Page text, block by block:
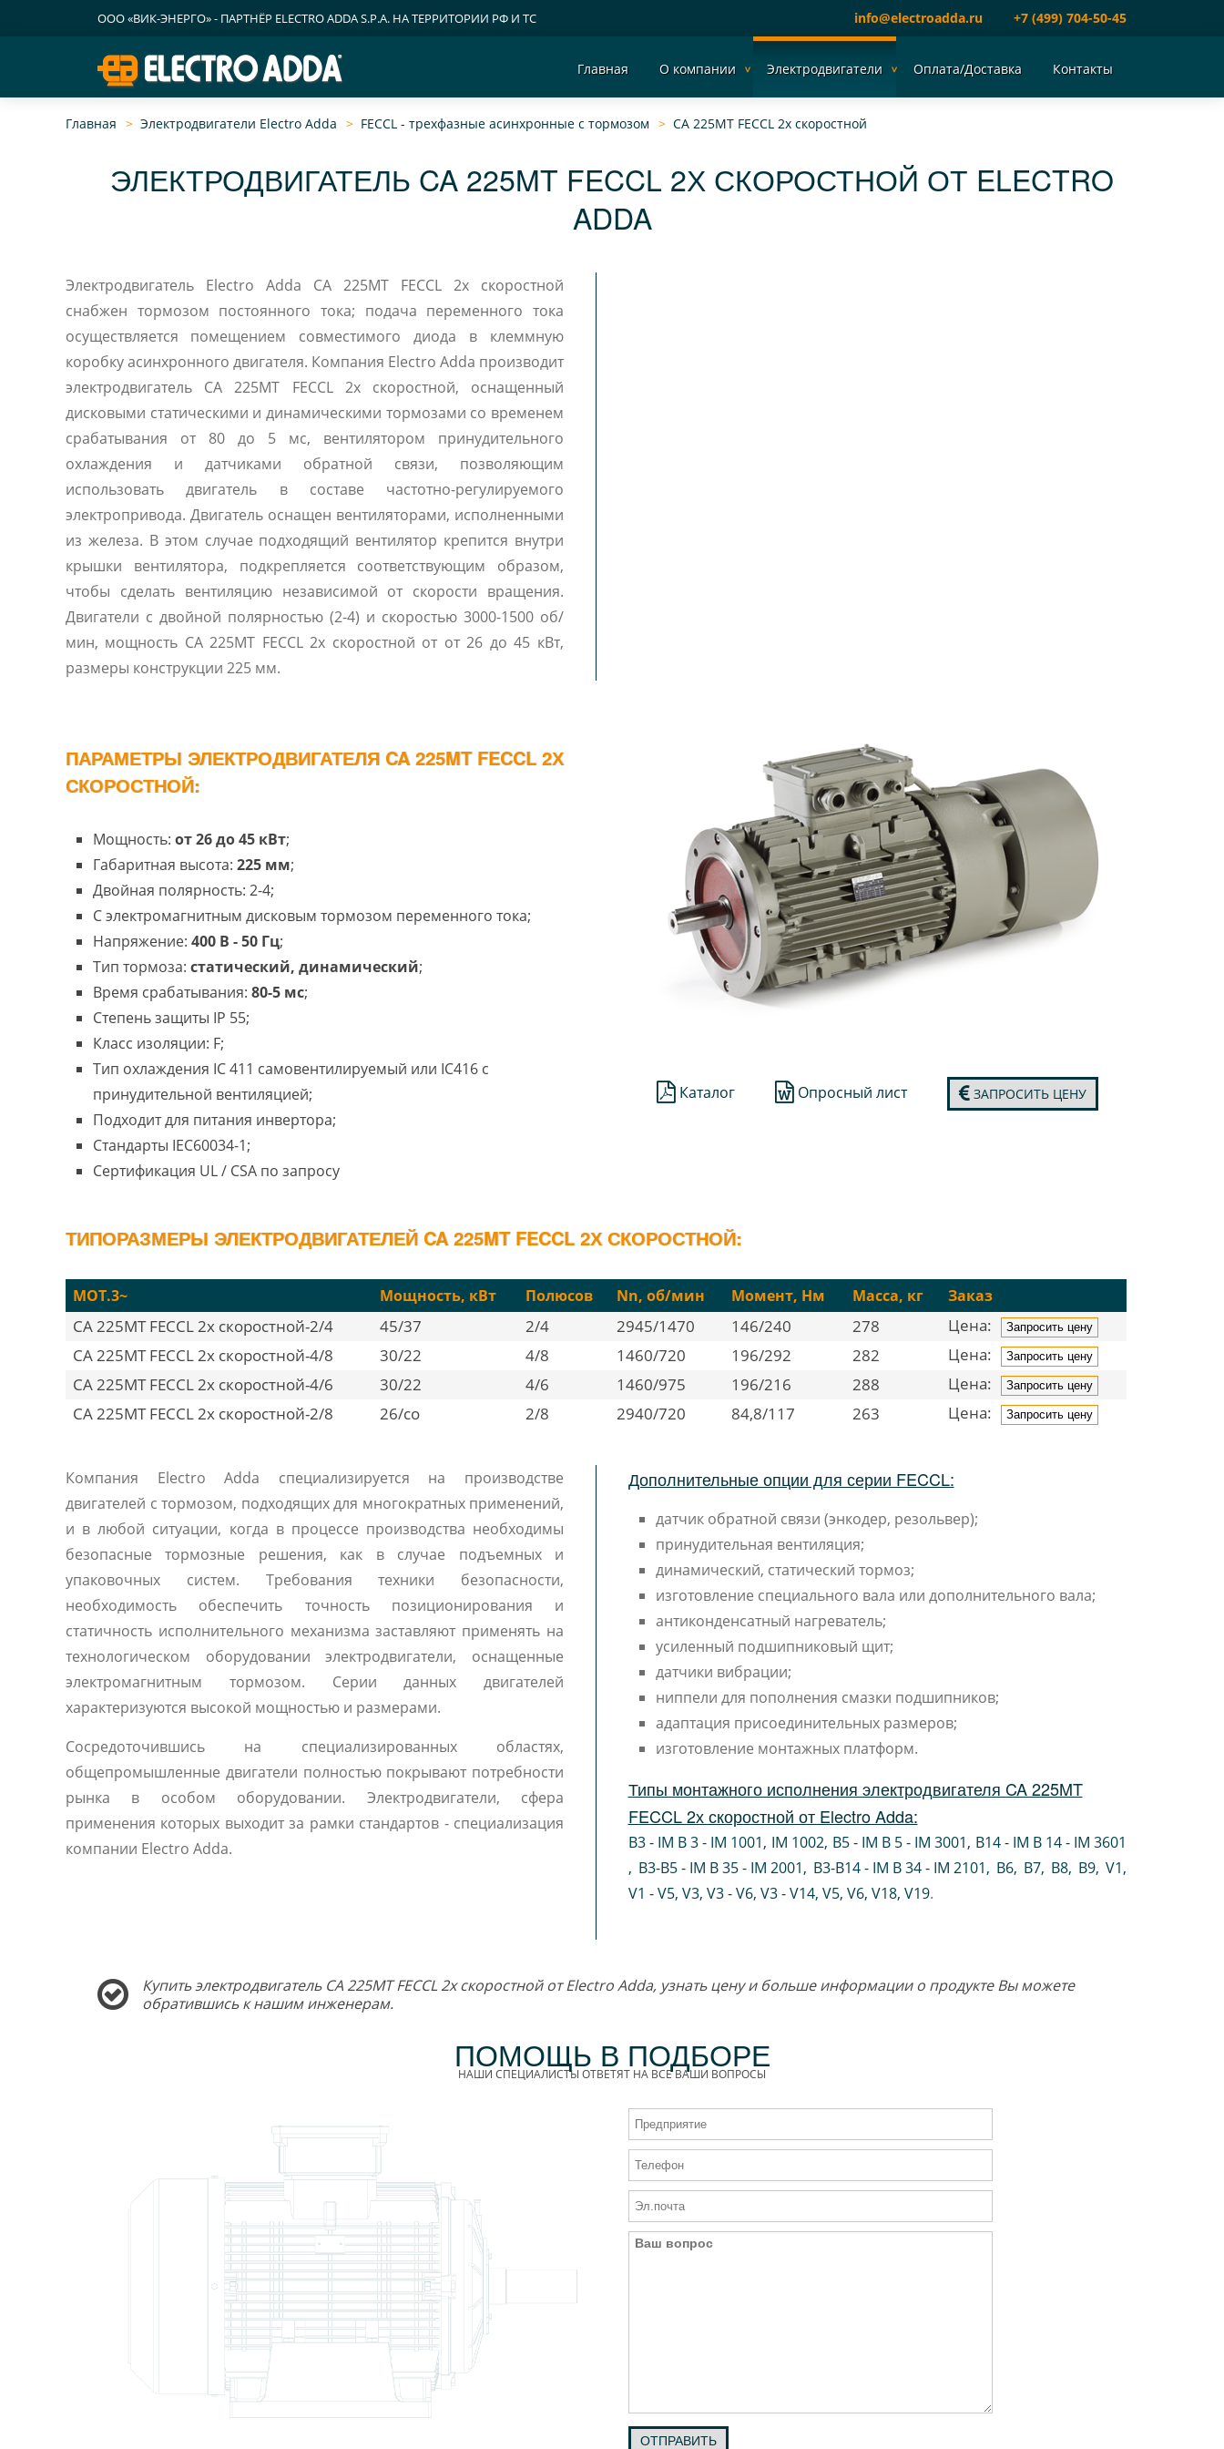
ООО «ВИК-ЭНЕРГО» - ПАРТНЁР ELECTRO ADDA S.P.A. НА ТЕРРИТОРИИ РФ И ТС info@electroadda.ru +7 (499) 704-50-45
Главная О компании Электродвигатели Оплата/Доставка Контакты
Главная Электродвигатели Electro Adda FECCL - трехфазные асинхронные c тормозом CA 225MT FECCL 2х скоростной
ЭЛЕКТРОДВИГАТЕЛЬ CA 225MT FECCL 2Х СКОРОСТНОЙ ОТ ELECTRO
ADDA
Электродвигатель Electro Adda CA 225MT FECCL 2х скоростной
снабжен тормозом постоянного тока; подача переменного тока
осуществляется помещением совместимого диода в клеммную
коробку асинхронного двигателя. Компания Electro Adda производит
электродвигатель CA 225MT FECCL 2х скоростной, оснащенный
дисковыми статическими и динамическими тормозами со временем
срабатывания от 80 до 5 мс, вентилятором принудительного
охлаждения и датчиками обратной связи, позволяющим
использовать двигатель в составе частотно-регулируемого
электропривода. Двигатель оснащен вентиляторами, исполненными
из железа. В этом случае подходящий вентилятор крепится внутри
крышки вентилятора, подкрепляется соответствующим образом,
чтобы сделать вентиляцию независимой от скорости вращения.
Двигатели с двойной полярностью (2-4) и скоростью 3000-1500 об/
мин, мощность CA 225MT FECCL 2х скоростной от от 26 до 45 кВт,
размеры конструкции 225 мм.
ПАРАМЕТРЫ ЭЛЕКТРОДВИГАТЕЛЯ CA 225MT FECCL 2Х
СКОРОСТНОЙ:
Мощность: от 26 до 45 кВт;
Габаритная высота: 225 мм;
Двойная полярность: 2-4;
С электромагнитным дисковым тормозом переменного тока;
Напряжение: 400 В - 50 Гц;
Тип тормоза: статический, динамический;
Время срабатывания: 80-5 мс;
Степень защиты IP 55;
Класс изоляции: F;
Тип охлаждения IC 411 самовентилируемый или IC416 с
принудительной вентиляцией;
Подходит для питания инвертора;
Стандарты IEC60034-1;
Сертификация UL / CSA по запросу
Каталог Опросный лист ЗАПРОСИТЬ ЦЕНУ
ТИПОРАЗМЕРЫ ЭЛЕКТРОДВИГАТЕЛЕЙ CA 225MT FECCL 2Х СКОРОСТНОЙ:
MOT.3~ Мощность, кВт Полюсов Nn, об/мин Момент, Нм Масса, кг Заказ
CA 225MT FECCL 2х скоростной-2/4 45/37 2/4 2945/1470 146/240 278 Цена: Запросить цену
CA 225MT FECCL 2х скоростной-4/8 30/22 4/8 1460/720 196/292 282 Цена: Запросить цену
CA 225MT FECCL 2х скоростной-4/6 30/22 4/6 1460/975 196/216 288 Цена: Запросить цену
CA 225MT FECCL 2х скоростной-2/8 26/co 2/8 2940/720 84,8/117 263 Цена: Запросить цену
Компания Electro Adda специализируется на производстве
двигателей с тормозом, подходящих для многократных применений,
и в любой ситуации, когда в процессе производства необходимы
безопасные тормозные решения, как в случае подъемных и
упаковочных систем. Требования техники безопасности,
необходимость обеспечить точность позиционирования и
статичность исполнительного механизма заставляют применять на
технологическом оборудовании электродвигатели, оснащенные
электромагнитным тормозом. Серии данных двигателей
характеризуются высокой мощностью и размерами.
Сосредоточившись на специализированных областях,
общепромышленные двигатели полностью покрывают потребности
рынка в особом оборудовании. Электродвигатели, сфера
применения которых выходит за рамки стандартов - специализация
компании Electro Adda.
Дополнительные опции для серии FECCL:
датчик обратной связи (энкодер, резольвер);
принудительная вентиляция;
динамический, статический тормоз;
изготовление специального вала или дополнительного вала;
антиконденсатный нагреватель;
усиленный подшипниковый щит;
датчики вибрации;
ниппели для пополнения смазки подшипников;
адаптация присоединительных размеров;
изготовление монтажных платформ.
Типы монтажного исполнения электродвигателя CA 225MT
FECCL 2х скоростной от Electro Adda:
B3 - IM B 3 - IM 1001, IM 1002, B5 - IM B 5 - IM 3001, B14 - IM B 14 - IM 3601
, B3-B5 - IM B 35 - IM 2001, B3-B14 - IM B 34 - IM 2101, B6, B7, B8, B9, V1
V1 - V5, V3, V3 - V6, V3 - V14, V5, V6, V18, V19.
Купить электродвигатель CA 225MT FECCL 2х скоростной от Electro Adda, узнать цену и больше информации о продукте Вы можете
обратившись к нашим инженерам.
ПОМОЩЬ В ПОДБОРЕ
НАШИ СПЕЦИАЛИСТЫ ОТВЕТЯТ НА ВСЕ ВАШИ ВОПРОСЫ
ОТПРАВИТЬ